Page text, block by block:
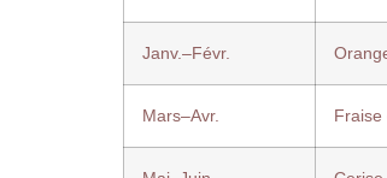
Janv.–Févr.
Mars–Avr. Fraise